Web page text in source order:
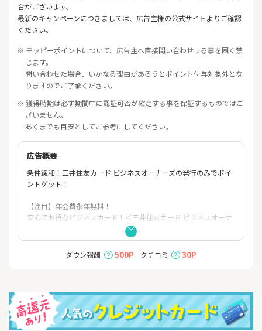
合がございます。
最新のキャンペーンにつきましては、広告主様の公式サイトよりご確認
ください。
※ モッピーポイントについて、広告主へ直接問い合わせする事を固く禁
じます。
問い合わせた場合、いかなる理由があろうとポイント付与対象外とな
りますのでご了承ください。
※ 獲得時期は必ず期間中に認証可否が確定する事を保証するものではご
ざいません。
あくまでも目安としてご参考にしてください。
広告概要
条件緩和！三井住友カード ビジネスオーナーズの発行のみでポイ
ントゲット！
【注目】年会費永年無料！
安心でお得なビジネスカード！＜三井住友カード ビジネスオーナ
★おすすめポイント★
（１）年会費永年無料
（２）ご利用可能枠が最大500万円
※所定の審査があります
（３）ビジネスカードながら、様々な方が利用可能！ポイ活ユー
ダウン報酬 500P クチコミ 30P